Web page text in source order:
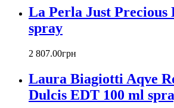
Christian Audigier
Christian Dior
Christian Lacroix
Cindy Crawford
Clinique
Clive Christian
CnR Create
La Perla Just Precious
spray
2 807.00грн
Laura Biagiotti Aqve
Dulcis EDT 100 ml